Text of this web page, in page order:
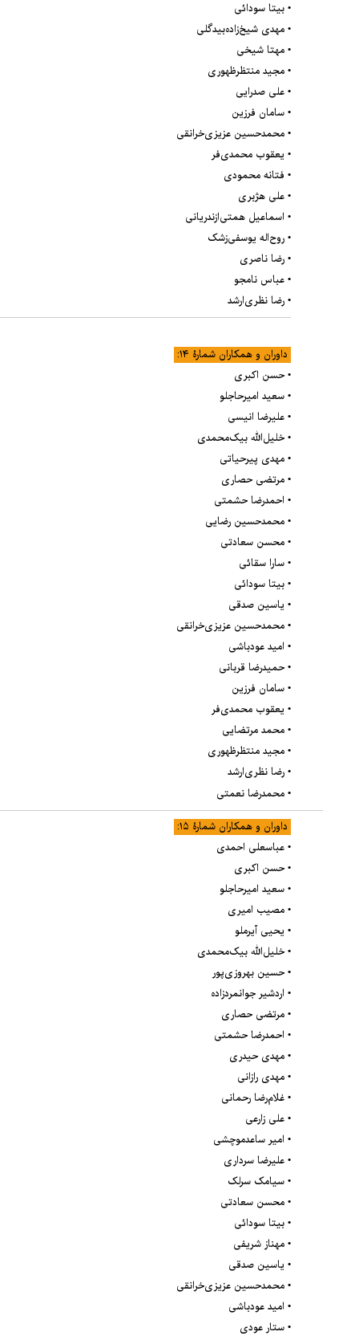
• بیتا سودائی
• مهدی شیخ‌زاده‌بیدگلی
• مهتا شیخی
• مجید منتظرظهوری
• علی صدرایی
• سامان فرزین
• محمدحسین عزیزی‌خرانقی
• یعقوب محمدی‌فر
• فتانه محمودی
• علی هژبری
• اسماعیل همتی‌ازندریانی
• روح‌اله یوسفی‌زشک
• رضا ناصری
• عباس نامجو
• رضا نظری‌ارشد
داوران و همکاران شمارۀ ۱۴:
• حسن اکبری
• سعید امیرحاجلو
• علیرضا انیسی
• خلیل‌الله بیک‌محمدی
• مهدی پیرحیاتی
• مرتضی حصاری
• احمدرضا حشمتی
• محمدحسین رضایی
• محسن سعادتی
• سارا سقائی
• بیتا سودائی
• یاسین صدقی
• محمدحسین عزیزی‌خرانقی
• امید عودباشی
• حمیدرضا قربانی
• سامان فرزین
• یعقوب محمدی‌فر
• محمد مرتضایی
• مجید منتظرظهوری
• رضا نظری‌ارشد
• محمدرضا نعمتی
داوران و همکاران شمارۀ ۱۵:
• عباسعلی احمدی
• حسن اکبری
• سعید امیرحاجلو
• مصیب امیری
• یحیی آیرملو
• خلیل‌الله بیک‌محمدی
• حسین بهروزی‌پور
• اردشیر جوانمردزاده
• مرتضی حصاری
• احمدرضا حشمتی
• مهدی حیدری
• مهدی رازانی
• غلام‌رضا رحمانی
• علی زارعی
• امیر ساعدموچشی
• علیرضا سرداری
• سیامک سرلک
• محسن سعادتی
• بیتا سودائی
• مهناز شریفی
• یاسین صدقی
• محمدحسین عزیزی‌خرانقی
• امید عودباشی
• ستار عودی